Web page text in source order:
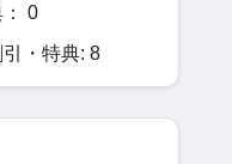
0
・特典: 8